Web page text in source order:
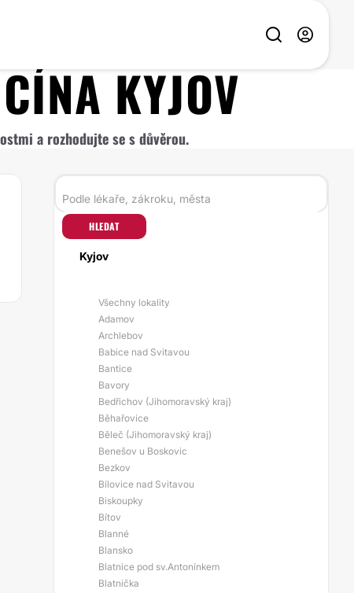
KYJOV
a rozhodujte se s důvěrou.
HLEDAT
Kyjov
Všechny lokality
Adamov
Archlebov
Babice nad Svitavou
Bantice
Bavory
Bedřichov (Jihomoravský kraj)
Běhařovice
Běleč (Jihomoravský kraj)
Benešov u Boskovic
Bezkov
Bílovice nad Svitavou
Biskoupky
Bítov
Blanné
Blansko
Blatnice pod sv.Antonínkem
Blatnička